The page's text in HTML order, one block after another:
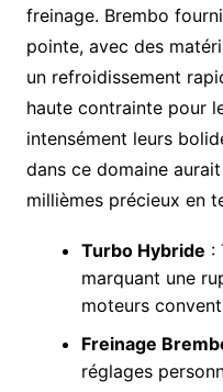
freinage. Brembo
pointe, avec des
un refroidissement
haute contrainte pour
intensément leurs
dans ce domaine
millièmes précieux en
Turbo Hybride :
marquant une
moteurs
Freinage
réglages